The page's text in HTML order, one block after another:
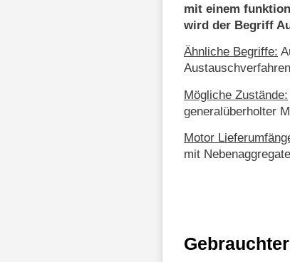
mit einem
wird der Begriff
Ähnliche Begriffe:
Mögliche Zustände:
generalüberholter
Motor
mit